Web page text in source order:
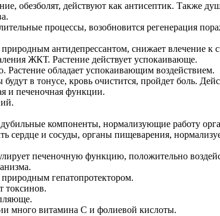
обезболят, действуют как антисептик. Также
процессы, возобновится регенерация
антидепрессантом, снижает влечение к
ЖКТ. Растение действует успокаивающе.
Растение обладает успокаивающим воздействием.
в тонусе, кровь очистится, пройдет боль.
и печеночная функции.
компоненты, нормализующие работу
и сосуды, органы пищеварения,
печеночную функцию, положительно
природным гепатопротектором.
токсинов.
много витамина С и фолиевой кислоты.